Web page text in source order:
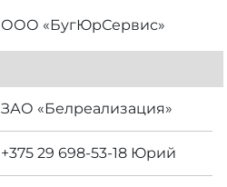
ООО «БугЮрСервис»
ЗАО «Белреализация»
+375 29 698-53-18 Юрий